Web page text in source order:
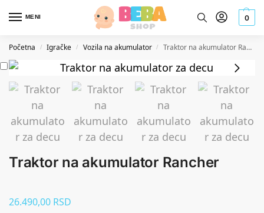
MENI 0
Početna / Igračke / Vozila na akumulator / Traktor na akumulator Rancher
Traktor na akumulator Rancher
26.490,00 RSD